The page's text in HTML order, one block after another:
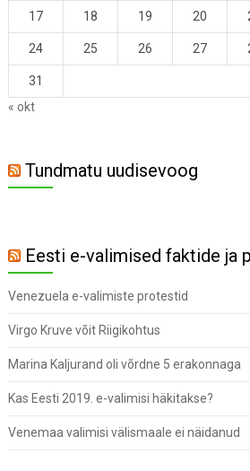
17 18 19 20
24 25 26 27
31
« okt
Tundmatu uudisevoog
Eesti e-valimised faktide ja
Venezuela e-valimiste protestid
Virgo Kruve võit Riigikohtus
Marina Kaljurand oli võrdne 5 erakonnaga
Kas Eesti 2019. e-valimisi häkitakse?
Venemaa valimisi välismaale ei näidanud